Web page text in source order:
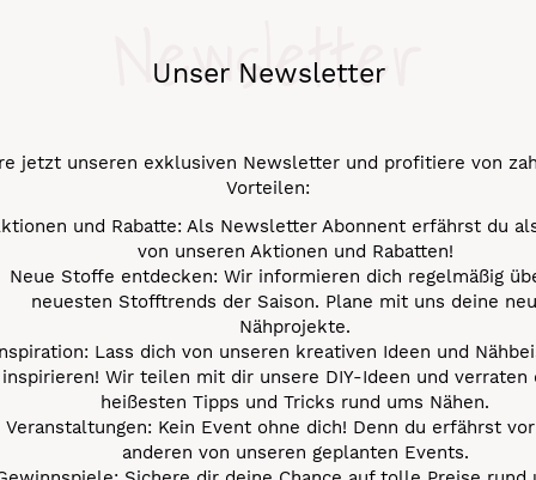
Unser Newsletter
Newsletter
jetzt unseren exklusiven Newsletter und profitiere von
Vorteilen:
und Rabatte: Als Newsletter Abonnent erfährst du
von unseren Aktionen und Rabatten!
Neue Stoffe entdecken: Wir informieren dich regelmäßig
neuesten Stofftrends der Saison. Plane mit uns deine
Nähprojekte.
Lass dich von unseren kreativen Ideen und
inspirieren! Wir teilen mit dir unsere DIY-Ideen und verraten
heißesten Tipps und Tricks rund ums Nähen.
Veranstaltungen: Kein Event ohne dich! Denn du erfährst
anderen von unseren geplanten Events.